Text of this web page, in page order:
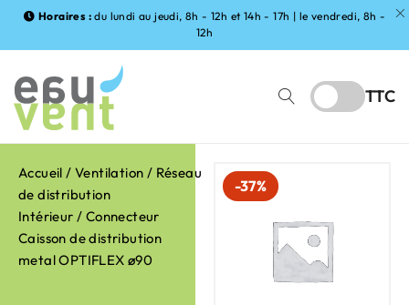
Horaires : du lundi au jeudi, 8h - 12h et 14h - 17h | le vendredi, 8h -
12h
TTC
Accueil /Ventilation / Réseau
de distribution
Intérieur / Connecteur
Caisson de distribution
metal OPTIFLEX ø90
-37%